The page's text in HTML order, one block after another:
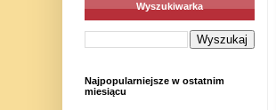
Wyszukiwarka
Najpopularniejsze w ostatnim
miesiącu